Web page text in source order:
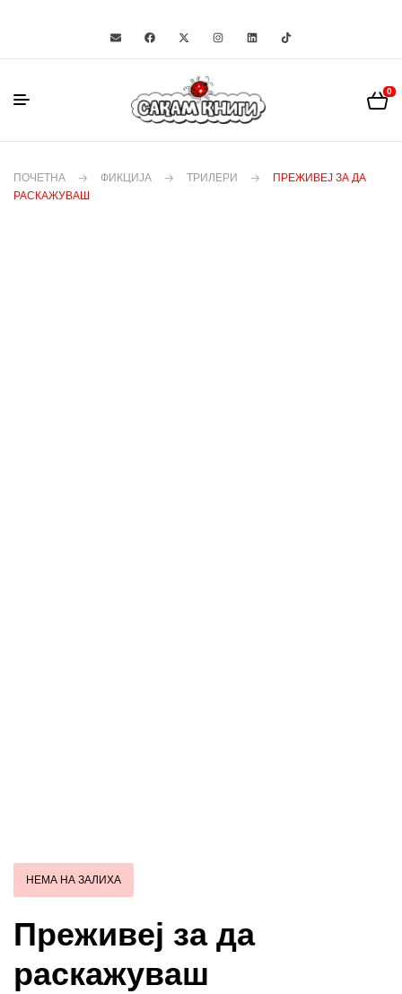
0
ПОЧЕТНА ФИКЦИЈА ТРИЛЕРИ
ПРЕЖИВЕЈ ЗА ДА
РАСКАЖУВАШ
НЕМА НА ЗАЛИХА
Преживеј за да
раскажуваш